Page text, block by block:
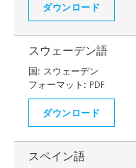
ダウンロード
スウェーデン語
国: スウェーデン
フォーマット: PDF
ダウンロード
スペイン語